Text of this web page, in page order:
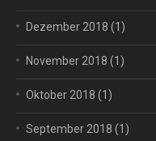
Dezember 2018 (1)
November 2018 (1)
Oktober 2018 (1)
September 2018 (1)